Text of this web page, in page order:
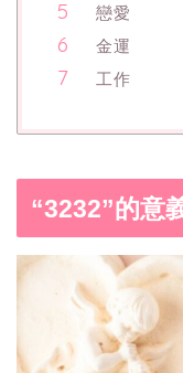
戀愛
金運
工作
“3232”的意